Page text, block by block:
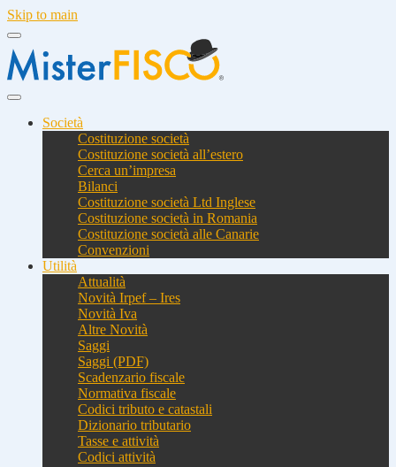
Skip to main
Società
Costituzione società
Costituzione società all’estero
Cerca un’impresa
Bilanci
Costituzione società Ltd Inglese
Costituzione società in Romania
Costituzione società alle Canarie
Convenzioni
Utilità
Attualità
Novità Irpef – Ires
Novità Iva
Altre Novità
Saggi
Saggi (PDF)
Scadenzario fiscale
Normativa fiscale
Codici tributo e catastali
Dizionario tributario
Tasse e attività
Codici attività